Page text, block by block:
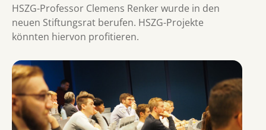
HSZG-Professor Clemens Renker wurde in den
neuen Stiftungsrat berufen. HSZG-Projekte
könnten hiervon profitieren.